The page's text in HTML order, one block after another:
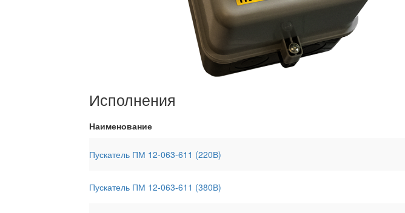
Исполнения
Наименование
Пускатель ПМ 12-063-611 (220В)
Пускатель ПМ 12-063-611 (380В)